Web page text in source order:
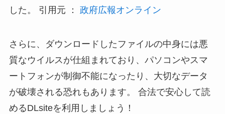
した。 引用元 ： 政府広報オンライン
さらに、ダウンロードしたファイルの中身には悪
質なウイルスが仕組まれており、 パソコンやスマ
ートフォンが制御不能になったり、大切なデータ
が破壊される恐れもあります。 合法で安心して読
めるDLsiteを利用しましょう！